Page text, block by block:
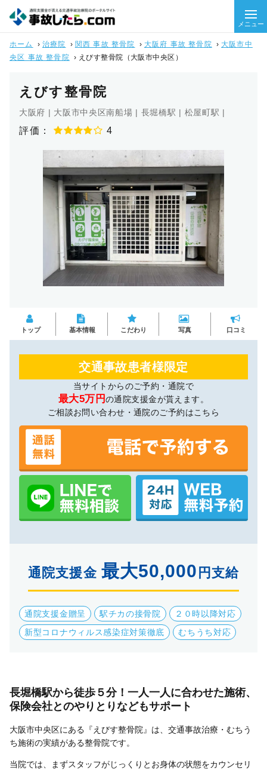
メニュー
ホーム › 治療院 › 関西 事故 整骨院 › 大阪府 事故 整骨院 › 大阪市中
央区 事故 整骨院 › えびす整骨院（大阪市中央区）
えびす整骨院
大阪府 | 大阪市中央区南船場 | 長堀橋駅 | 松屋町駅 |
評価： 4
トップ 基本情報 こだわり 写真 口コミ
交通事故患者様限定
当サイトからのご予約・通院で
最大5万円の通院支援金が貰えます。
ご相談お問い合わせ・通院のご予約はこちら
通院支援金 最大50,000 円支給
通院支援金贈呈 駅チカの接骨院
２０時以降対応
新型コロナウィルス感染症対策徹底
むちうち対応
長堀橋駅から徒歩５分！一人一人に合わせた施術、
保険会社とのやりとりなどもサポート
大阪市中央区にある『えびす整骨院』は、交通事故治療・むちう
ち施術の実績がある整骨院です。
当院では、まずスタッフがじっくりとお身体の状態をカウンセリ